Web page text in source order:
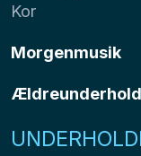
Kor
Morgenmusik